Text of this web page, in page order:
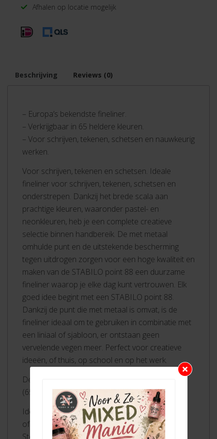
Afhalen op locatie mogelijk
Beschrijving Reviews (0)
– Europa’s bekendste fineliner.
– Verkrijgbaar in 65 heldere kleuren.
– Voor schrijven, tekenen, schetsen en nauwkeurig
werken.
Voor schrijven, tekenen en schetsen. Ideale
fineliner voor schrijven, tekenen, schetsen en
onderstrepen. Dankzij het brede scala aan
prachtige kleuren, waaronder pastel- en
neonkleuren, heb je een complete creatieve
selectie binnen handbereik. De met metaal
omhulde punt en de uitstekende bescherming
tegen uitdrogen zorgen voor een hoge kwaliteit en
maken van de STABILO point 88 een duurzame
fineliner waarop je elke dag kunt vertrouwen. Elk
goed idee begint met een STABILO point 88.
Dankzij de punt die met metaal is omvat, is de
fineliner ideaal om te gebruiken in combinatie met
een liniaal of sjabloon, er ontstaan geen
vervelende vegen meer. Perfect voor creatieve
ideeën, of thuis, op school en op het werk.
De fineliner STABILO point 88 in de kleur umber
(65).
Ideaal voor gebruik in combinatie met een liniaal
of sjabloon, dankzij met metaal omhulde punt
Stevige punt, met metaal omhuld voor lange